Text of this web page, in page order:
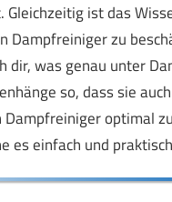
ist das
Dampfreiniger zu
dir, was genau unter
so, dass sie
optimal
es einfach und